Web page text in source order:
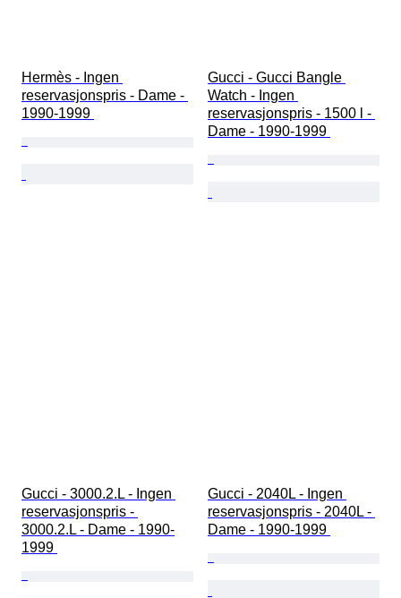
Hermès - Ingen
reservasjonspris - Dame -
1990-1999
Gucci - Gucci Bangle
Watch - Ingen
reservasjonspris - 1500 l -
Dame - 1990-1999
Gucci - 3000.2.L - Ingen
reservasjonspris -
3000.2.L - Dame - 1990-
1999
Gucci - 2040L - Ingen
reservasjonspris - 2040L -
Dame - 1990-1999